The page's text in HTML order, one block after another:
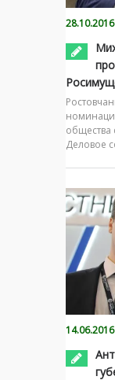
28.10.2016
общества
Деловое
14.06.2016